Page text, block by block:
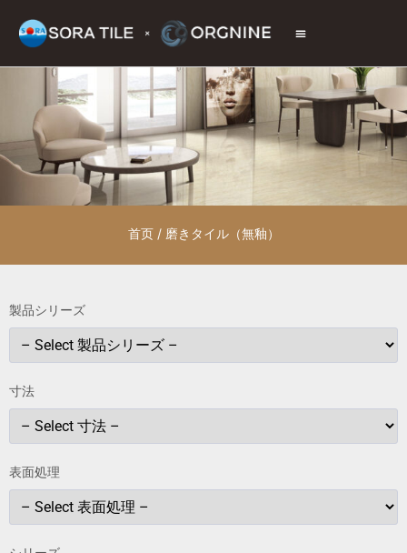
首页/ 磨きタイル（無釉）
製品シリーズ
寸法
表面処理